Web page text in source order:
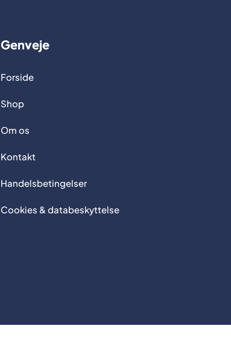
Genveje
Forside
Shop
Om os
Kontakt
Handelsbetingelser
Cookies & databeskyttelse